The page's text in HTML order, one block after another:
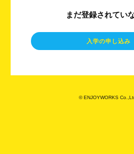
まだ登録されてい
© ENJOYWORKS